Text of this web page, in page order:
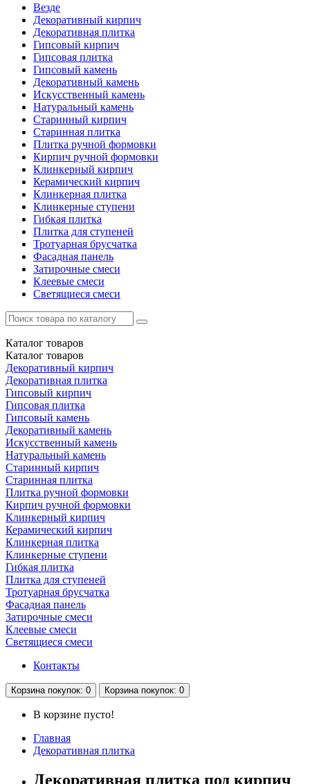
Везде
Декоративный кирпич
Декоративная плитка
Гипсовый кирпич
Гипсовая плитка
Гипсовый камень
Декоративный камень
Искусственный камень
Натуральный камень
Старинный кирпич
Старинная плитка
Плитка ручной формовки
Кирпич ручной формовки
Клинкерный кирпич
Керамический кирпич
Клинкерная плитка
Клинкерные ступени
Гибкая плитка
Плитка для ступеней
Тротуарная брусчатка
Фасадная панель
Затирочные смеси
Клеевые смеси
Светящиеся смеси
Каталог товаров
Каталог товаров
Декоративный кирпич
Декоративная плитка
Гипсовый кирпич
Гипсовая плитка
Гипсовый камень
Декоративный камень
Искусственный камень
Натуральный камень
Старинный кирпич
Старинная плитка
Плитка ручной формовки
Кирпич ручной формовки
Клинкерный кирпич
Керамический кирпич
Клинкерная плитка
Клинкерные ступени
Гибкая плитка
Плитка для ступеней
Тротуарная брусчатка
Фасадная панель
Затирочные смеси
Клеевые смеси
Светящиеся смеси
Контакты
Корзина покупок: 0 Корзина покупок: 0
В корзине пусто!
Главная
Декоративная плитка
Декоративная плитка под кирпич